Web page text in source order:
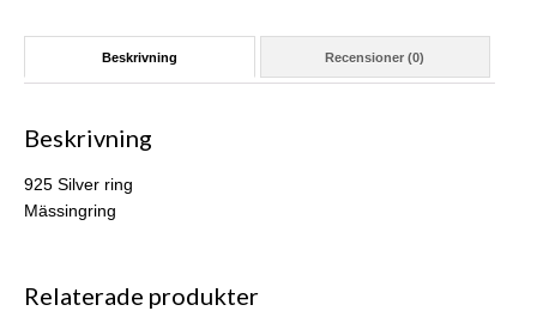
Beskrivning Recensioner (0)
Beskrivning
925 Silver ring
Mässingring
Relaterade produkter